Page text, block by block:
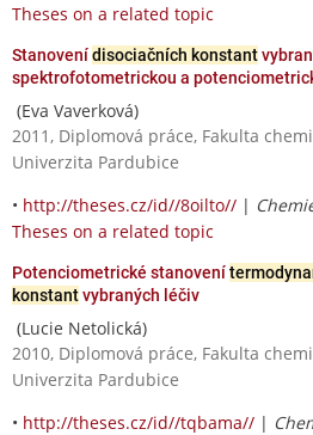
Theses on a related topic
Stanovenídisociačních konstant
spektrofotometrickou a
(Eva Vaverková)
2011, Diplomová práce, Fakulta
Univerzita Pardubice
• http://theses.cz/id//8oilto// |
Theses on a related topic
Potenciometrické stanovení
konstantvybraných léčiv
(Lucie Netolická)
2010, Diplomová práce, Fakulta
Univerzita Pardubice
• http://theses.cz/id//tqbama// |